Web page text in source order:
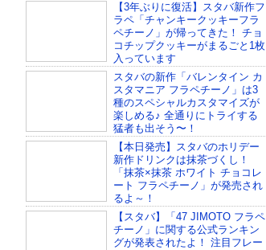
【3年ぶりに復活】スタバ新作フ
ラペ「チャンキークッキーフラ
ペチーノ」が帰ってきた！ チョ
コチップクッキーがまるごと1枚
入っています
スタバの新作「バレンタイン カ
スタマニア フラペチーノ」は3
種のスペシャルカスタマイズが
楽しめる♪ 全通りにトライする
猛者も出そう〜！
【本日発売】スタバのホリデー
新作ドリンクは抹茶づくし！
「抹茶×抹茶 ホワイト チョコレ
ート フラペチーノ」が発売され
るよ～！
【スタバ】「47 JIMOTO フラペ
チーノ」に関する公式ランキン
グが発表されたよ！ 注目フレー